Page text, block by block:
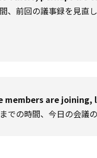
、前回の議事録を見直し
members are
での時間、今日の会議